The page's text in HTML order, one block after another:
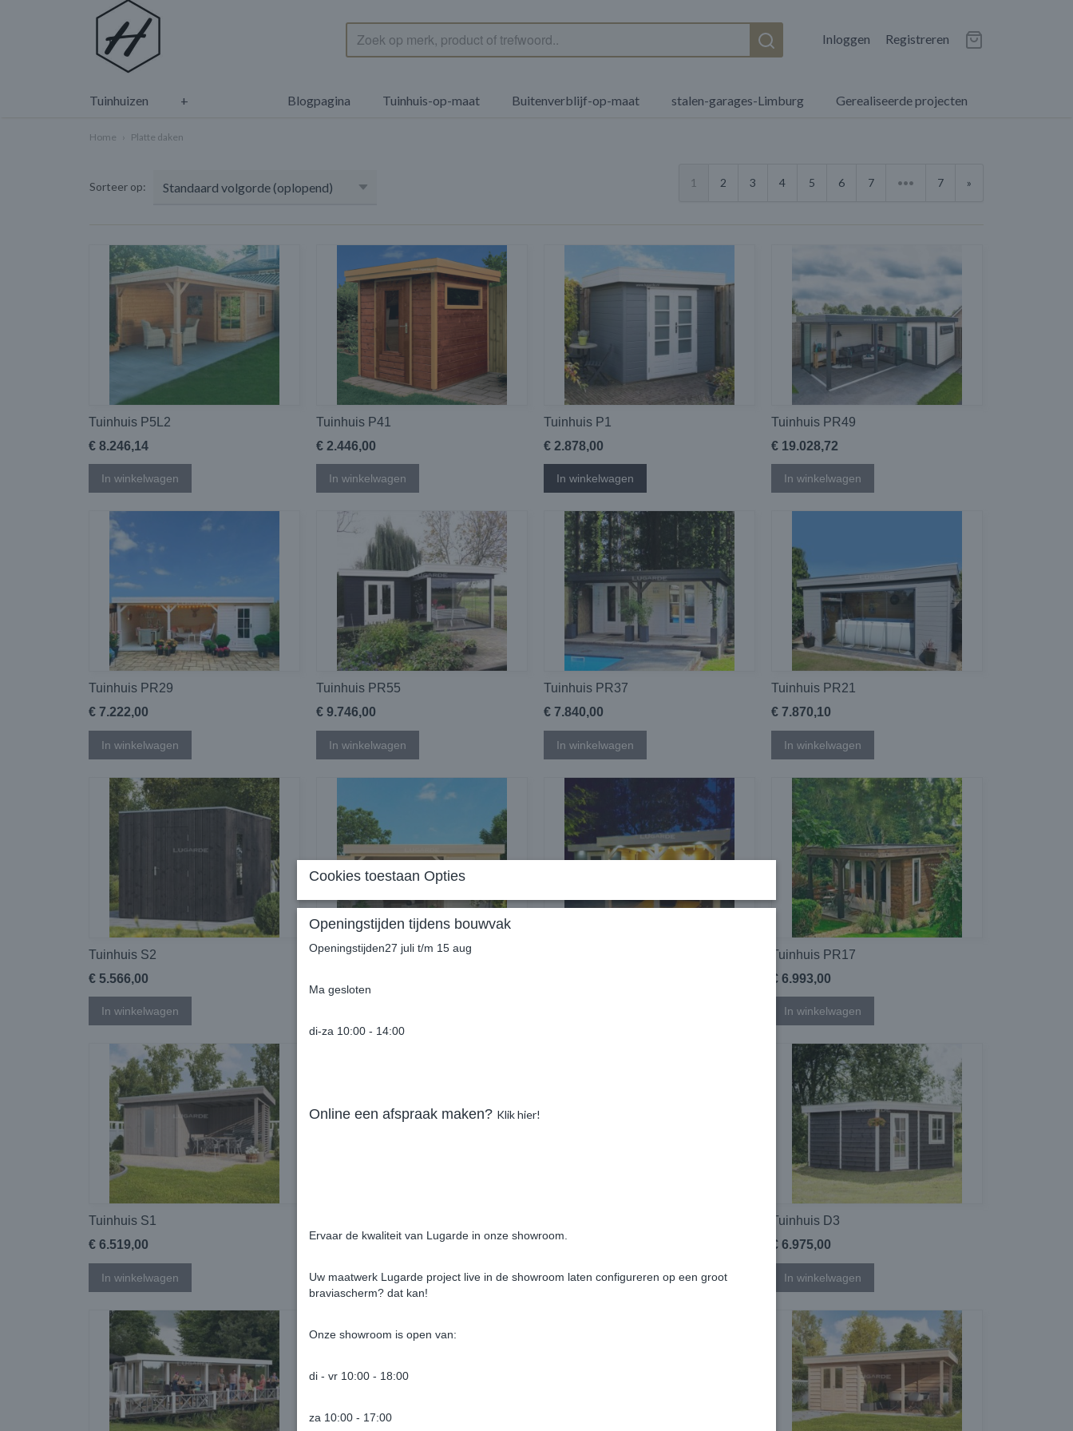
Inloggen Registreren
Gerealiseerde projecten
stalen-garages-Limburg
Buitenverblijf-op-maat
Tuinhuis-op-maat
Blogpagina
Tuinhuizen +
Home › Platte daken
Sorteer op: 1 2 3 4 5 6 7 ••• 7 »
Tuinhuis P5L2
€ 8.246,14
In winkelwagen
Tuinhuis P41
€ 2.446,00
In winkelwagen
Tuinhuis P1
€ 2.878,00
In winkelwagen
Tuinhuis PR49
€ 19.028,72
In winkelwagen
Tuinhuis PR29
€ 7.222,00
In winkelwagen
Tuinhuis PR55
€ 9.746,00
In winkelwagen
Tuinhuis PR37
€ 7.840,00
In winkelwagen
Tuinhuis PR21
€ 7.870,10
In winkelwagen
Tuinhuis S2
€ 5.566,00
In winkelwagen
Tuinhuis PR18
Tuinhuis PR17
€ 6.993,00
In winkelwagen
Tuinhuis S1
€ 6.519,00
In winkelwagen In winkelwagen In winkelwagen
Tuinhuis D3
€ 6.975,00
In winkelwagen
Cookies toestaan Opties
Openingstijden tijdens bouwvak
Openingstijden27 juli t/m 15 aug
Ma gesloten
di-za 10:00 - 14:00
Online een afspraak maken? Klik hier!
Ervaar de kwaliteit van Lugarde in onze showroom.
Uw maatwerk Lugarde project live in de showroom laten configureren op een groot
braviascherm? dat kan!
Onze showroom is open van:
di - vr 10:00 - 18:00
za 10:00 - 17:00